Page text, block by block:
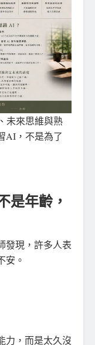
未來思維與熟
AI，不是為了
是年齡，
發現，許多人表
安。
力，而是太久沒